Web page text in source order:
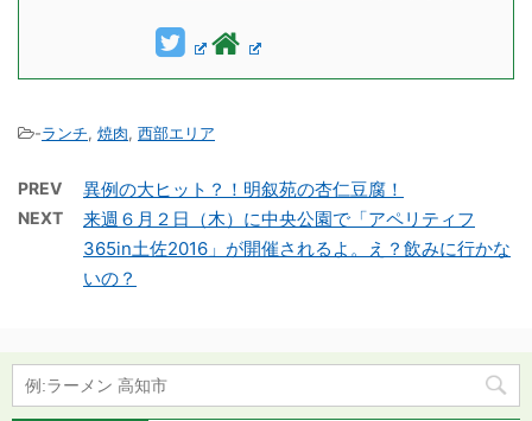
-ランチ, 焼肉, 西部エリア
PREV 異例の大ヒット？！明叙苑の杏仁豆腐！
NEXT
来週６月２日（木）に中央公園で「アペリティフ
365in土佐2016」が開催されるよ。え？飲みに行かな
いの？